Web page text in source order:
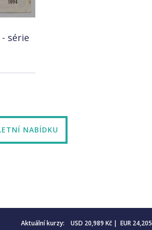
- série
NABÍDKU
Aktuální kurzy: USD 20,989 Kč | EUR